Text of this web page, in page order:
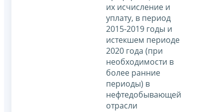
их исчисление и
уплату, в период
2015-2019 годы и
истекшем периоде
2020 года (при
необходимости в
более ранние
периоды) в
нефтедобывающей
отрасли